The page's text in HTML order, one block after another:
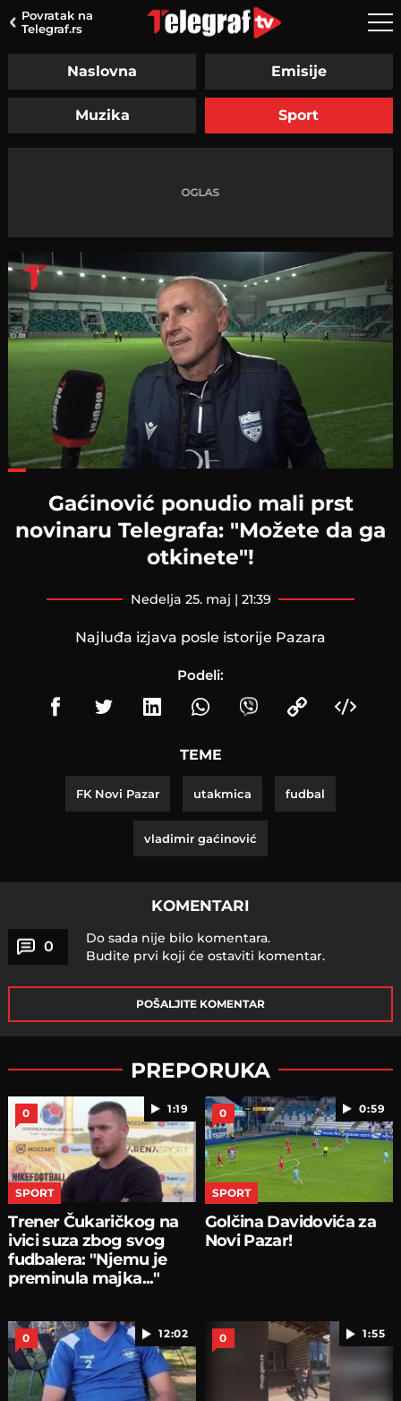
Povratak na
Telegraf.rs
Naslovna Emisije
Muzika Sport
Gaćinović ponudio mali prst
novinaru Telegrafa: "Možete da ga
otkinete"!
nedelja 25. maj | 21:39
Najluđa izjava posle istorije Pazara
Podeli:
TEME
FK Novi Pazar utakmica fudbal
vladimir gaćinović
KOMENTARI
0
Do sada nije bilo komentara.
Budite prvi koji će ostaviti komentar.
POŠALJITE KOMENTAR
PREPORUKA
1:19
0
SPORT
Trener Čukaričkog na
ivici suza zbog svog
fudbalera: "Njemu je
preminula majka..."
0:59
0
SPORT
Golčina Davidovića za
Novi Pazar!
12:02
0 1:55
0